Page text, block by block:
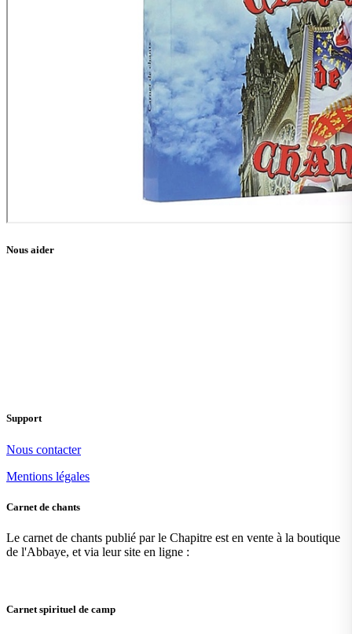
Nous aider
Support
Nous contacter
Mentions légales
Carnet de chants
Le carnet de chants publié par le Chapitre est en vente à la boutique
de l'Abbaye, et via leur site en ligne :
Carnet spirituel de camp